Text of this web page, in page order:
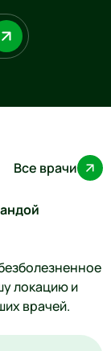
теперь в
Все врачи
локацию и
врачей.